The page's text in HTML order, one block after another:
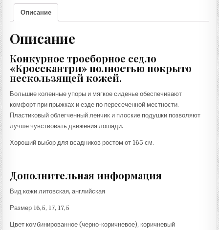
Описание
Описание
Конкурное троеборное седло
«Кросскантри» полностью покрыто
нескользящей кожей.
Большие коленные упоры и мягкое сиденье обеспечивают
комфорт при прыжках и езде по пересеченной местности.
Пластиковый облегченный ленчик и плоские подушки позволяют
лучше чувствовать движения лошади.
Хороший выбор для всадников ростом от 165 см.
Дополнительная информация
Вид кожи литовская, английская
Размер 16,5, 17, 17,5
Цвет комбинированное (черно-коричневое), коричневый